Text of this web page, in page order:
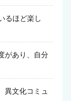
るほど楽し
があり、自分
異文化コミュ